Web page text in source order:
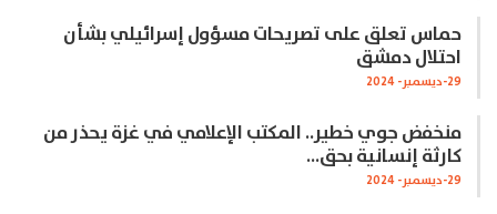
حماس تعلق على تصريحات مسؤول إسرائيلي بشأن
احتلال دمشق
29-ديسمبر- 2024
منخفض جوي خطير.. المكتب الإعلامي في غزة يحذر من
كارثة إنسانية بحق…
29-ديسمبر- 2024